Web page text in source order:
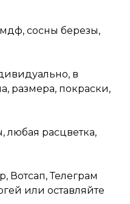
сосны березы,
в
размера, покраски,
любая расцветка,
Вотсап, Телеграм
или оставляйте